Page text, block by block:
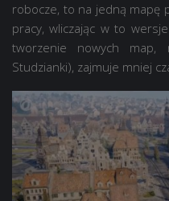
robocze, to na jedną mapę
pracy, wliczając w to
tworzenie nowych map,
Studzianki), zajmuje mniej